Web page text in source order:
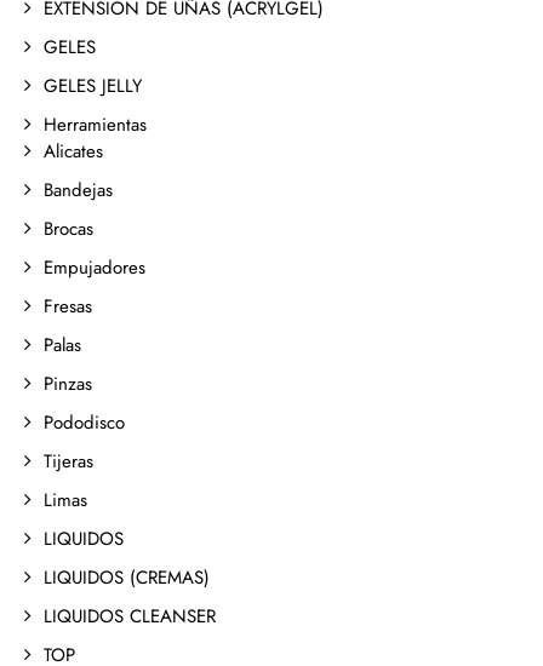
EXTENSION DE UÑAS (ACRYLGEL)
GELES
GELES JELLY
Herramientas
Alicates
Bandejas
Brocas
Empujadores
Fresas
Palas
Pinzas
Pododisco
Tijeras
Limas
LIQUIDOS
LIQUIDOS (CREMAS)
LIQUIDOS CLEANSER
TOP